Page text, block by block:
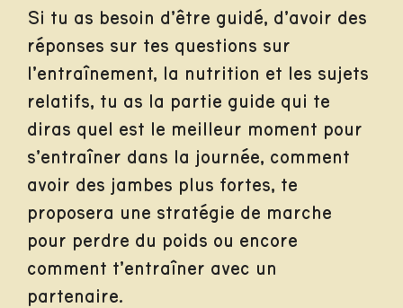
Si tu as besoin d’être guidé, d’avoir des
réponses sur tes questions sur
l’entraînement, la nutrition et les sujets
relatifs, tu as la partie guide qui te
diras quel est le meilleur moment pour
s’entraîner dans la journée, comment
avoir des jambes plus fortes, te
proposera une stratégie de marche
pour perdre du poids ou encore
comment t’entraîner avec un
partenaire.